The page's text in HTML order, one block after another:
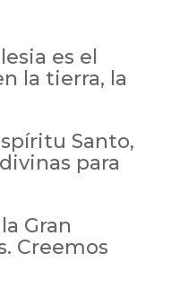
es el
la tierra, la
Santo,
para
Gran
Creemos